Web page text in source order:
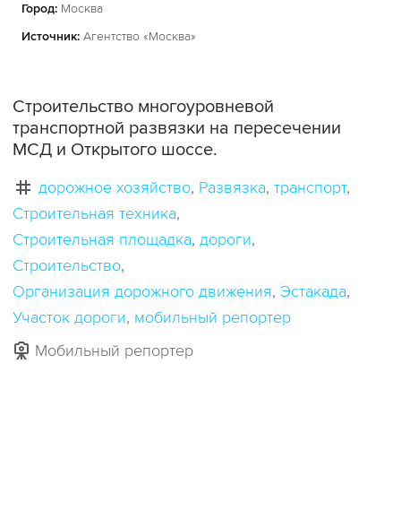
Город: Москва
Источник: Агентство «Москва»
Строительство многоуровневой
транспортной развязки на пересечении
МСД и Открытого шоссе.
дорожное хозяйство Развязка транспорт
Строительная техника
Строительная площадка дороги
Строительство
Организация дорожного движения Эстакада
Участок дороги мобильный репортер
Мобильный репортер